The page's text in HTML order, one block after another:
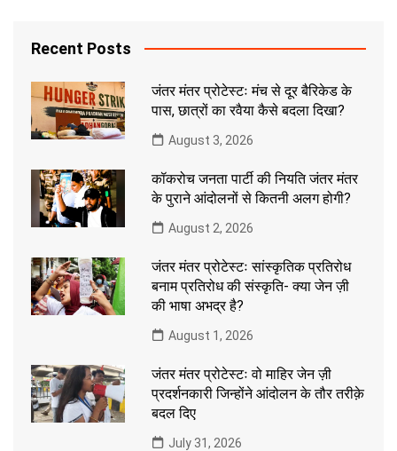
Recent Posts
जंतर मंतर प्रोटेस्टः मंच से दूर बैरिकेड के
पास, छात्रों का रवैया कैसे बदला दिखा?
August 3, 2026
कॉकरोच जनता पार्टी की नियति जंतर मंतर
के पुराने आंदोलनों से कितनी अलग होगी?
August 2, 2026
जंतर मंतर प्रोटेस्टः सांस्कृतिक प्रतिरोध
बनाम प्रतिरोध की संस्कृति- क्या जेन ज़ी
की भाषा अभद्र है?
August 1, 2026
जंतर मंतर प्रोटेस्टः वो माहिर जेन ज़ी
प्रदर्शनकारी जिन्होंने आंदोलन के तौर तरीक़े
बदल दिए
July 31, 2026